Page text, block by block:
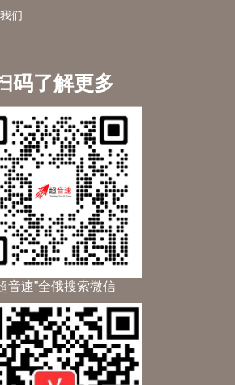
们
码了解更多
音速”全俄搜索微信